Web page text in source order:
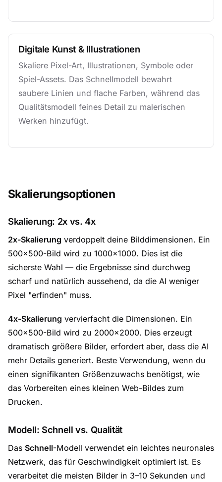
Digitale Kunst & Illustrationen
Skaliere Pixel-Art, Illustrationen, Symbole oder
Spiel-Assets. Das Schnellmodell bewahrt
saubere Linien und flache Farben, während das
Qualitätsmodell feines Detail zu malerischen
Werken hinzufügt.
Skalierungsoptionen
Skalierung: 2x vs. 4x
2x-Skalierung verdoppelt deine Bilddimensionen. Ein
500×500-Bild wird zu 1000×1000. Dies ist die
sicherste Wahl — die Ergebnisse sind durchweg
scharf und natürlich aussehend, da die AI weniger
Pixel "erfinden" muss.
4x-Skalierung vervierfacht die Dimensionen. Ein
500×500-Bild wird zu 2000×2000. Dies erzeugt
dramatisch größere Bilder, erfordert aber, dass die AI
mehr Details generiert. Beste Verwendung, wenn du
einen signifikanten Größenzuwachs benötigst, wie
das Vorbereiten eines kleinen Web-Bildes zum
Drucken.
Modell: Schnell vs. Qualität
Das Schnell-Modell verwendet ein leichtes neuronales
Netzwerk, das für Geschwindigkeit optimiert ist. Es
verarbeitet die meisten Bilder in 3–10 Sekunden und